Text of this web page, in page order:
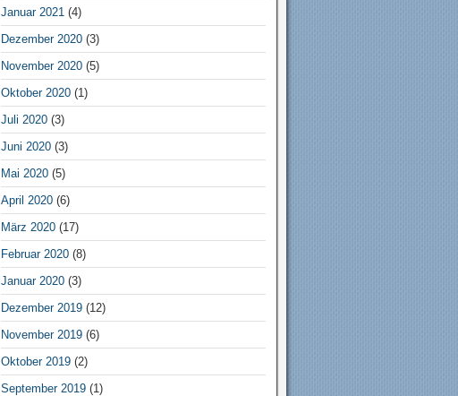
Januar 2021 (4)
Dezember 2020(3)
November 2020(5)
Oktober 2020(1)
Juli 2020(3)
Juni 2020(3)
Mai 2020(5)
April 2020(6)
März 2020(17)
Februar 2020(8)
Januar 2020(3)
Dezember 2019(12)
November 2019(6)
Oktober 2019(2)
September 2019(1)